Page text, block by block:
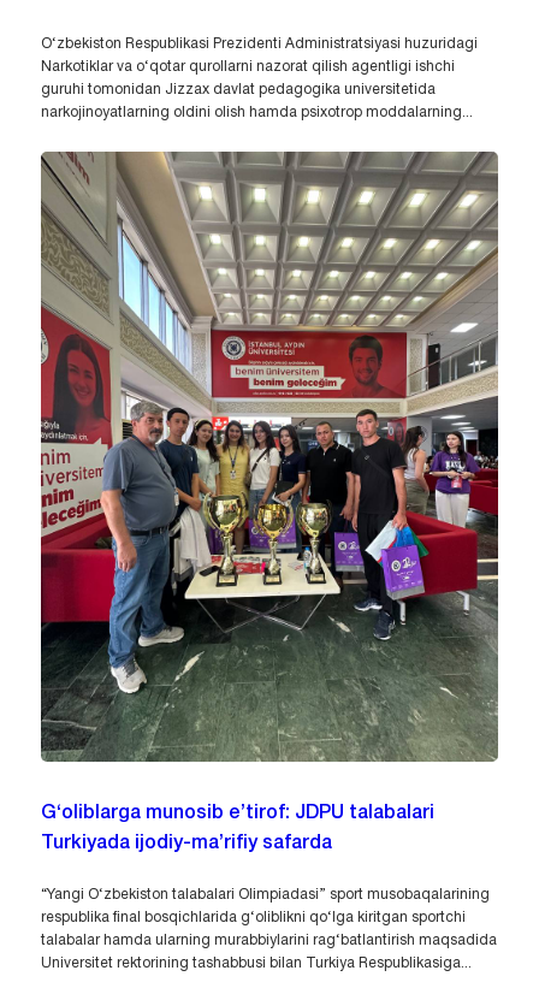
O‘zbekiston Respublikasi Prezidenti Administratsiyasi huzuridagi
Narkotiklar va o‘qotar qurollarni nazorat qilish agentligi ishchi
guruhi tomonidan Jizzax davlat pedagogika universitetida
narkojinoyatlarning oldini olish hamda psixotrop moddalarning...
G‘oliblarga munosib e’tirof: JDPU talabalari
Turkiyada ijodiy-ma’rifiy safarda
“Yangi O‘zbekiston talabalari Olimpiadasi” sport musobaqalarining
respublika final bosqichlarida g‘oliblikni qo‘lga kiritgan sportchi
talabalar hamda ularning murabbiylarini rag‘batlantirish maqsadida
Universitet rektorining tashabbusi bilan Turkiya Respublikasiga...